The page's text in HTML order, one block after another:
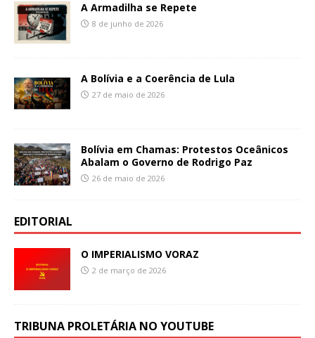
A Armadilha se Repete
8 de junho de 2026
A Bolívia e a Coerência de Lula
27 de maio de 2026
Bolívia em Chamas: Protestos Oceânicos
Abalam o Governo de Rodrigo Paz
26 de maio de 2026
EDITORIAL
O IMPERIALISMO VORAZ
2 de março de 2026
TRIBUNA PROLETÁRIA NO YOUTUBE